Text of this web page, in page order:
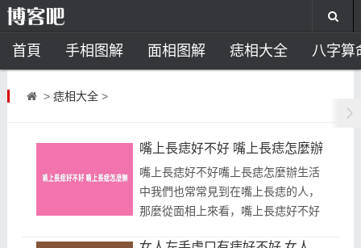
首頁 手相图解 面相图解 痣相大全 八字算
风水开运 助运饰品
> 痣相大全>
嘴上長痣好不好 嘴上長痣怎麼辦
嘴上長痣好不好嘴上長痣怎麼辦生活
中我們也常常見到在嘴上長痣的人，
那麼從面相上來看，嘴上長痣好不好